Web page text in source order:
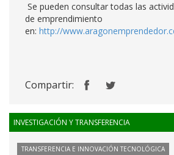
Se pueden consultar todas las
de emprendimiento
en: http://
Compartir:
INVESTIGACIÓN Y TRANSFERENCIA
TRANSFERENCIA E INNOVACIÓN TECNOLÓGICA